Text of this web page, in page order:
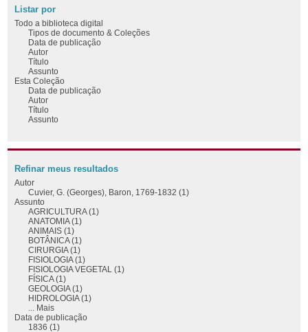
Listar por
Todo a biblioteca digital
Tipos de documento & Coleções
Data de publicação
Autor
Título
Assunto
Esta Coleção
Data de publicação
Autor
Título
Assunto
Refinar meus resultados
Autor
Cuvier, G. (Georges), Baron, 1769-1832 (1)
Assunto
AGRICULTURA (1)
ANATOMIA (1)
ANIMAIS (1)
BOTÂNICA (1)
CIRURGIA (1)
FISIOLOGIA (1)
FISIOLOGIA VEGETAL (1)
FÍSICA (1)
GEOLOGIA (1)
HIDROLOGIA (1)
... Mais
Data de publicação
1836 (1)